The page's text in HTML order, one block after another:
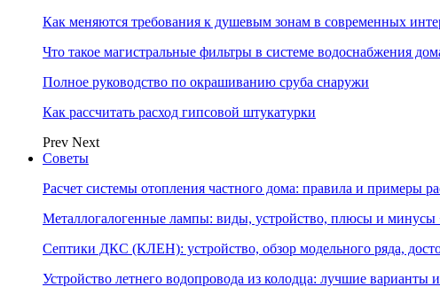
Как меняются требования к душевым зонам в современных
Что такое магистральные фильтры в системе водоснабжения
Полное руководство по окрашиванию сруба снаружи
Как рассчитать расход гипсовой штукатурки
Prev Next
Советы
Расчет системы отопления частного дома: правила и примеры
Металлогалогенные лампы: виды, устройство, плюсы и минусы
Септики ДКС (КЛЕН): устройство, обзор модельного ряда,
Устройство летнего водопровода из колодца: лучшие варианты